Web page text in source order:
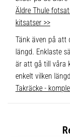
Äldre Thule
kitsatser >>
Tänk även på att
längd. Enklaste
är att gå till våra
enkelt vilken
Takräcke -